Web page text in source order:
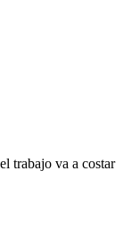
trabajo va a costar